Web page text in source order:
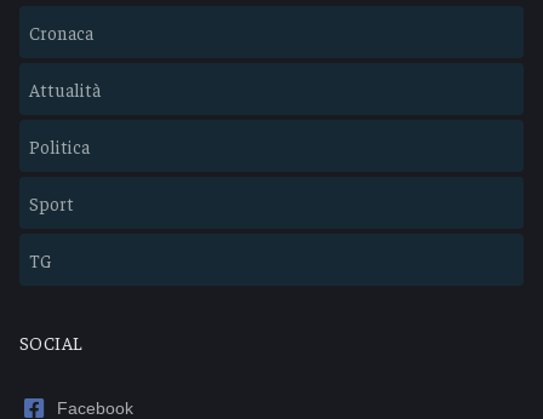
Cronaca
Attualità
Politica
Sport
TG
SOCIAL
Facebook